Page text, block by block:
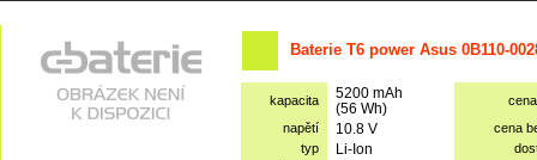
Baterie T6 power Asus 0B110-
kapacita
5200 mAh
(56 Wh)
napětí
10.8 V
cena
typ
Li-Ion